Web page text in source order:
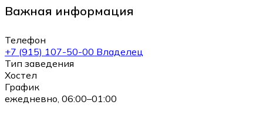
Важная информация
Телефон
+7 (915) 107-50-00 Владелец
Тип заведения
Хостел
График
ежедневно, 06:00–01:00